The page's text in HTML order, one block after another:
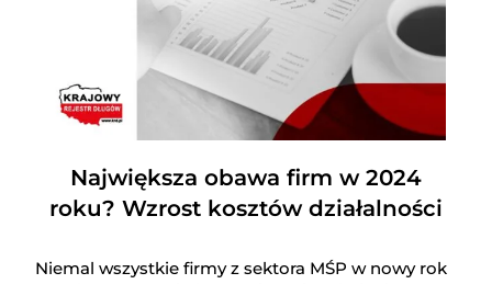
Największa obawa firm w 2024
roku? Wzrost kosztów działalności
Niemal wszystkie firmy z sektora MŚP w nowy rok